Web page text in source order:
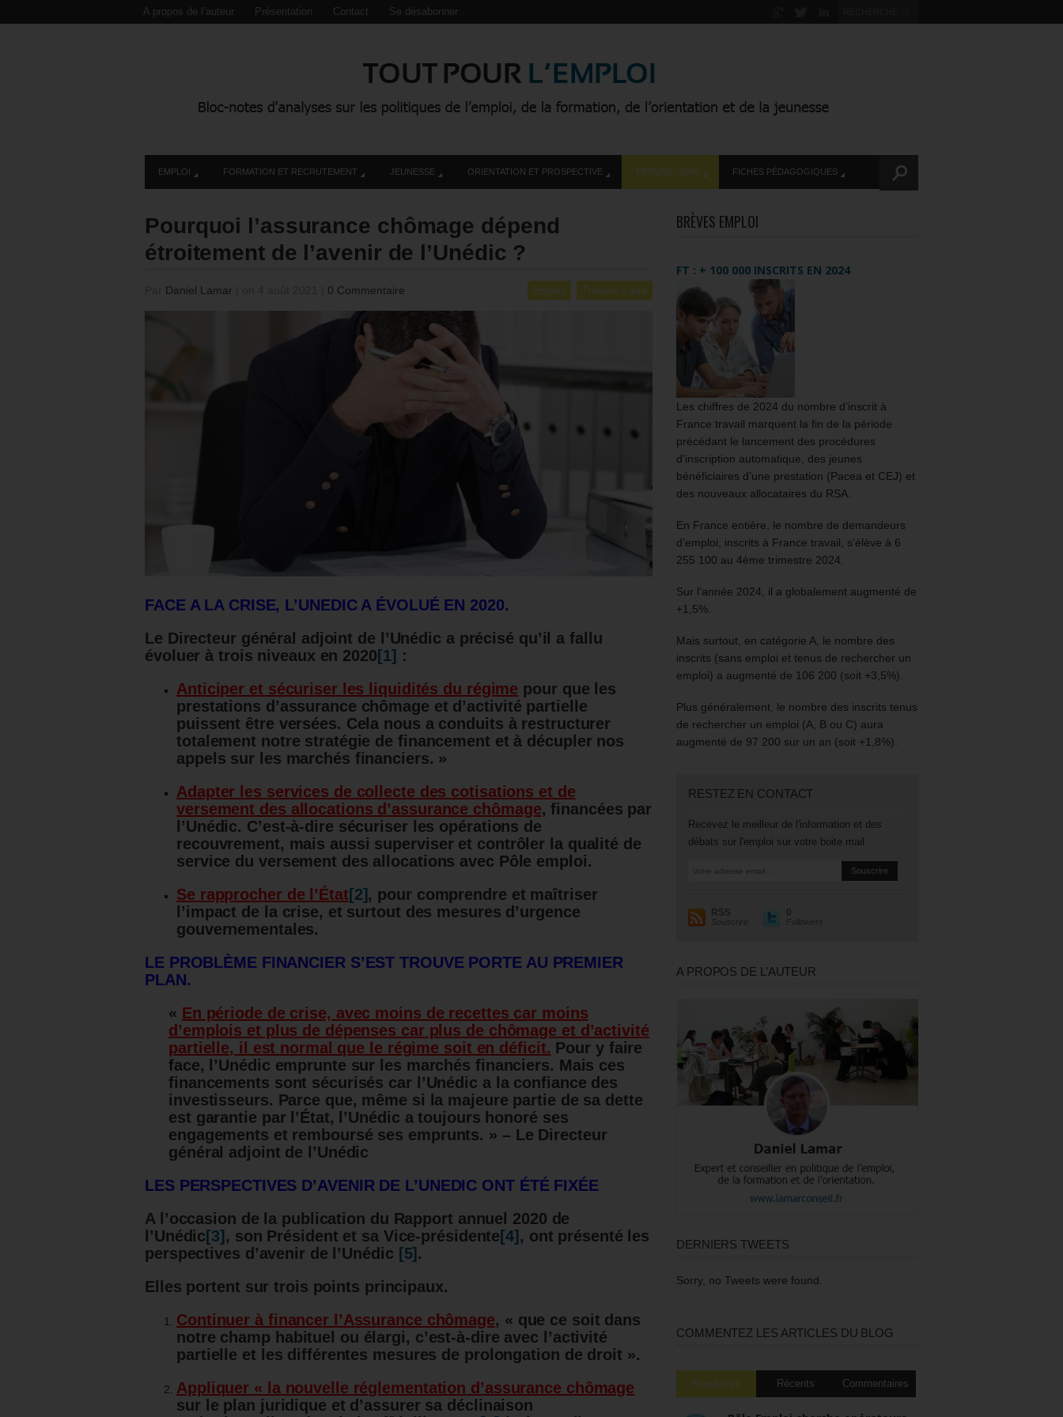
A propos de l’auteur Présentation Contact Se désabonner
EMPLOI FORMATION ET RECRUTEMENT JEUNESSE ORIENTATION ET PROSPECTIVE TRIBUNE LIBRE FICHES PÉDAGOGIQUES
Pourquoi l’assurance chômage dépend
étroitement de l’avenir de l’Unédic ?
Daniel Lamar 0 Commentaire Emploi Tribune Libre
FACE A LA CRISE, L’UNEDIC A ÉVOLUÉ EN 2020.
Le Directeur général adjoint de l’Unédic a précisé qu’il a fallu
évoluer à trois niveaux en 2020 [1] :
Anticiper et sécuriser les liquidités du régime pour que les
prestations d’assurance chômage et d’activité partielle
puissent être versées. Cela nous a conduits à restructurer
totalement notre stratégie de financement et à décupler nos
appels sur les marchés financiers. »
Adapter les services de collecte des cotisations et de
versement des allocations d’assurance chômage, financées par
l’Unédic. C’est-à-dire sécuriser les opérations de
recouvrement, mais aussi superviser et contrôler la qualité de
service du versement des allocations avec Pôle emploi.
Se rapprocher de l’État [2], pour comprendre et maîtriser
l’impact de la crise, et surtout des mesures d’urgence
gouvernementales.
LE PROBLÈME FINANCIER S’EST TROUVE PORTE AU PREMIER
PLAN.
« En période de crise, avec moins de recettes car moins
d’emplois et plus de dépenses car plus de chômage et d’activité
partielle, il est normal que le régime soit en déficit. Pour y faire
face, l’Unédic emprunte sur les marchés financiers. Mais ces
financements sont sécurisés car l’Unédic a la confiance des
investisseurs. Parce que, même si la majeure partie de sa dette
est garantie par l’État, l’Unédic a toujours honoré ses
engagements et remboursé ses emprunts. » – Le Directeur
général adjoint de l’Unédic
LES PERSPECTIVES D’AVENIR DE L’UNEDIC ONT ÉTÉ FIXÉE
A l’occasion de la publication du Rapport annuel 2020 de
l’Unédic [3] , son Président et sa Vice-présidente [4] , ont présenté les
perspectives d’avenir de l’Unédic [5] .
Elles portent sur trois points principaux.
Continuer à financer l’Assurance chômage, « que ce soit dans
notre champ habituel ou élargi, c’est-à-dire avec l’activité
partielle et les différentes mesures de prolongation de droit ».
Appliquer « la nouvelle réglementation d’assurance chômage
sur le plan juridique et d’assurer sa déclinaison
BRÈVES EMPLOI
FT : + 100 000 INSCRITS EN 2024
Les chiffres de 2024 du nombre d’inscrit à
France travail marquent la fin de la période
précédant le lancement des procédures
d’inscription automatique, des jeunes
bénéficiaires d’une prestation (Pacea et CEJ) et
des nouveaux allocataires du RSA.
En France entière, le nombre de demandeurs
d’emploi, inscrits à France travail, s’élève à 6
255 100 au 4ème trimestre 2024.
Sur l’année 2024, il a globalement augmenté de
+1,5%.
Mais surtout, en catégorie A, le nombre des
inscrits (sans emploi et tenus de rechercher un
emploi) a augmenté de 106 200 (soit +3,5%).
Plus généralement, le nombre des inscrits tenus
de rechercher un emploi (A, B ou C) aura
augmenté de 97 200 sur un an (soit +1,8%).
RESTEZ EN CONTACT
Recevez le meilleur de l'information et des
débats sur l'emploi sur votre boite mail.
RSS
Souscrire
0
Followers
A PROPOS DE L’AUTEUR
DERNIERS TWEETS
Sorry, no Tweets were found.
COMMENTEZ LES ARTICLES DU BLOG
Populaires Récents Commentaires